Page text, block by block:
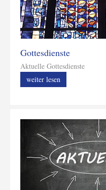
Gottesdienste
Aktuelle Gottesdienste
weiter lesen